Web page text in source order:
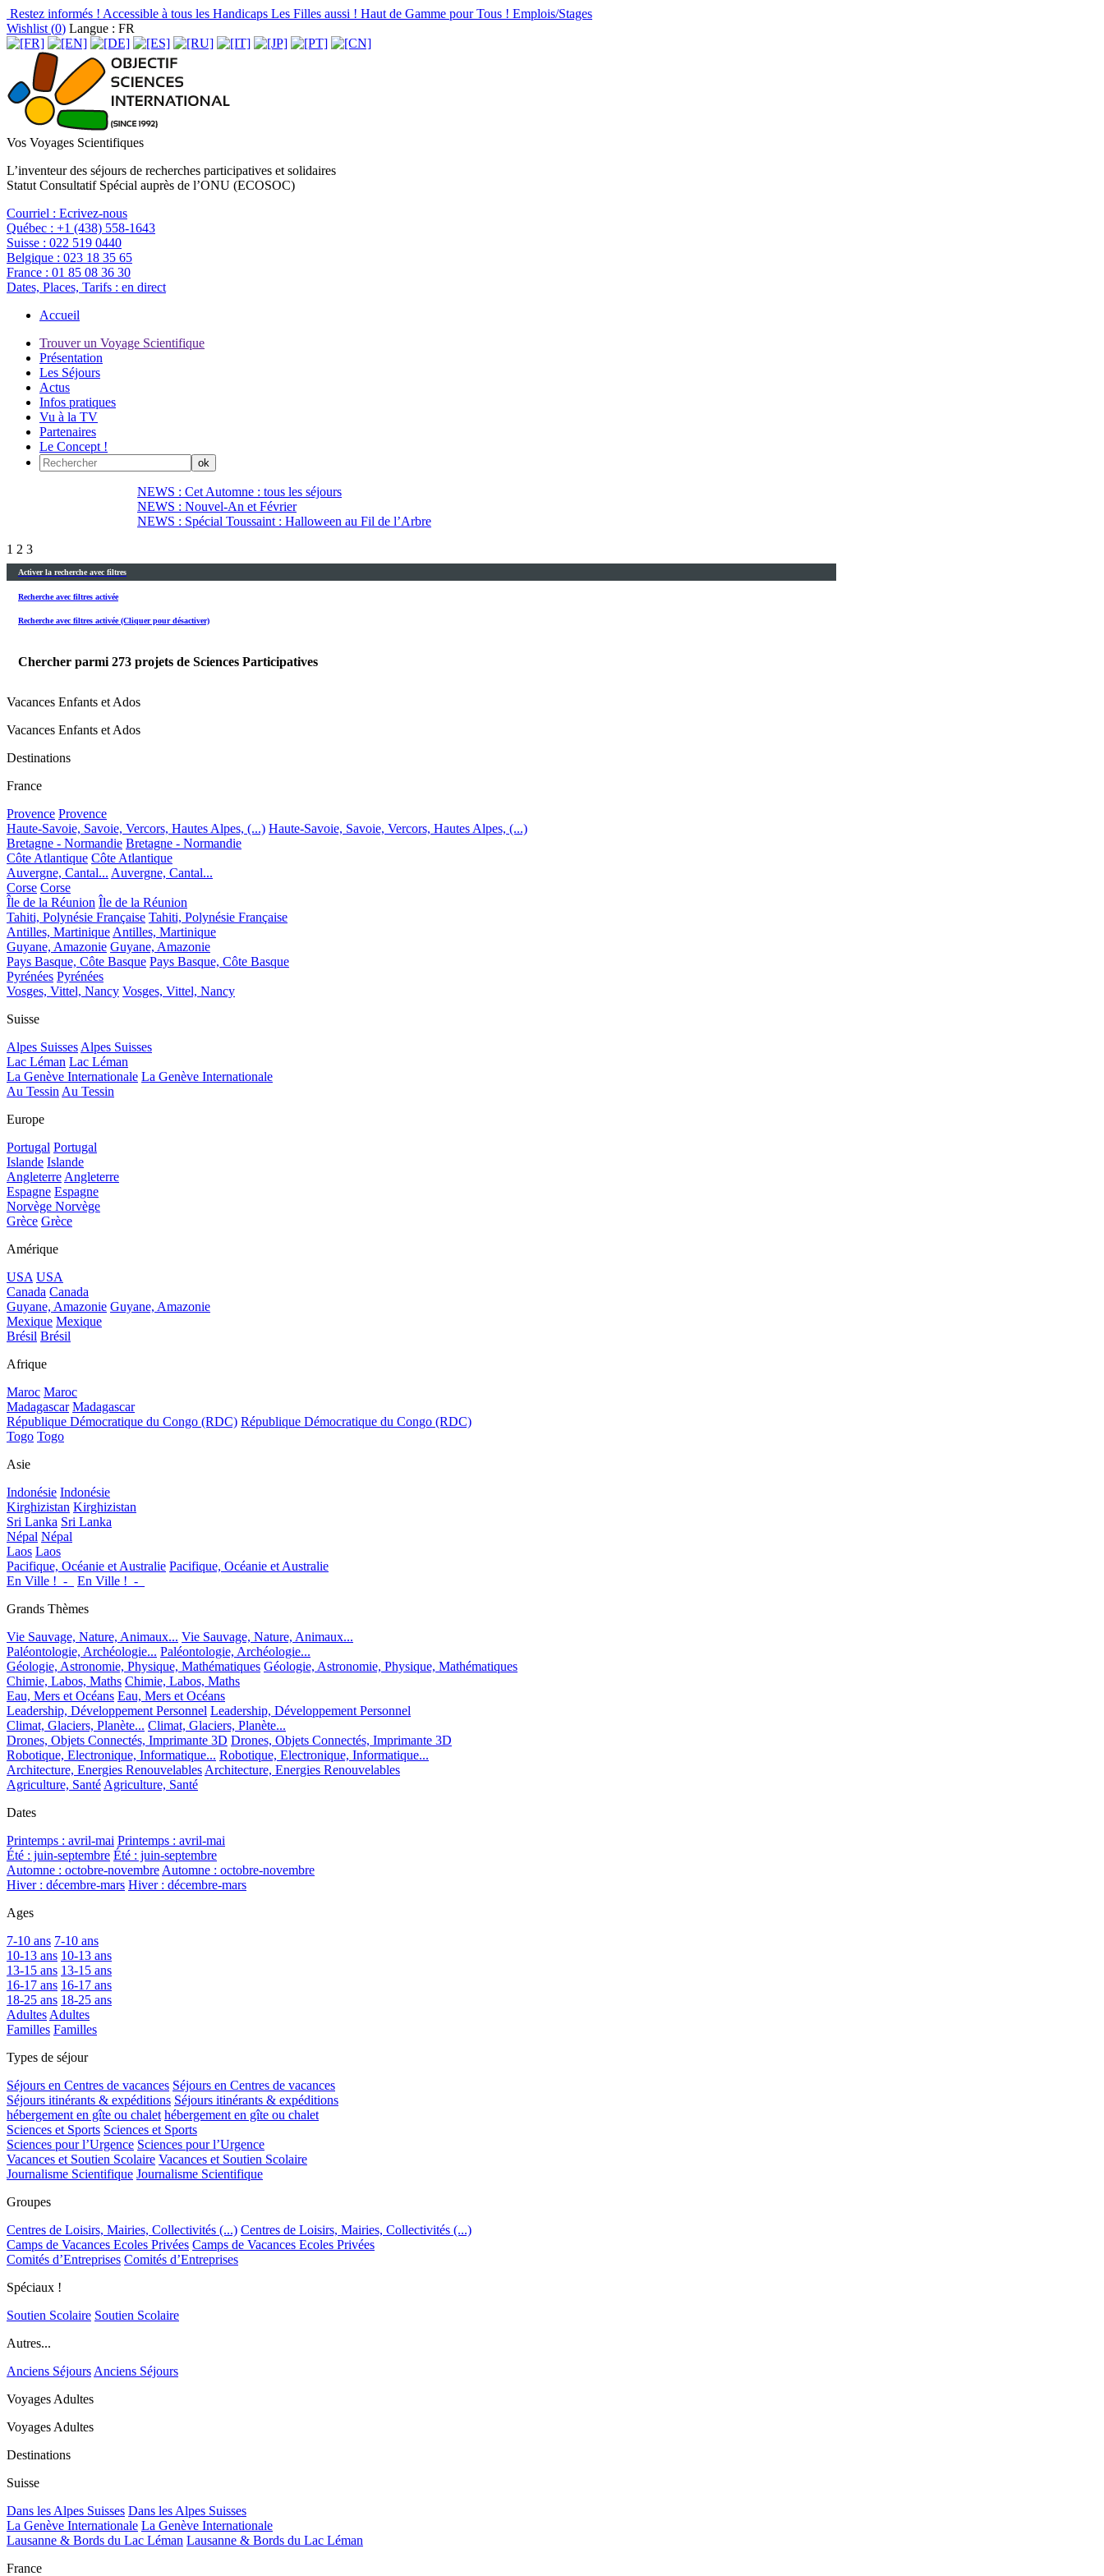
Restez informés ! Accessible à tous les Handicaps Les Filles aussi ! Haut de Gamme pour Tous ! Emplois/Stages
Wishlist (0) Langue : FR
Vos Voyages Scientifiques
L’inventeur des séjours de recherches participatives et solidaires
Statut Consultatif Spécial auprès de l’ONU (ECOSOC)
Courriel : Ecrivez-nous
Québec : +1 (438) 558-1643
Suisse : 022 519 0440
Belgique : 023 18 35 65
France : 01 85 08 36 30
Dates, Places, Tarifs : en direct
Accueil
Trouver un Voyage Scientifique
Présentation
Les Séjours
Actus
Infos pratiques
Vu à la TV
Partenaires
Le Concept !
NEWS : Cet Automne : tous les séjours
NEWS : Nouvel-An et Février
NEWS : Spécial Toussaint : Halloween au Fil de l’Arbre
1 2 3
Activer la recherche avec filtres
Recherche avec filtres activée
Recherche avec filtres activée (Cliquer pour désactiver)
Chercher parmi 273 projets de Sciences Participatives
Vacances Enfants et Ados
Vacances Enfants et Ados
Destinations
France
Provence Provence
Haute-Savoie, Savoie, Vercors, Hautes Alpes, (...) Haute-Savoie, Savoie, Vercors, Hautes Alpes, (...)
Bretagne - Normandie Bretagne - Normandie
Côte Atlantique Côte Atlantique
Auvergne, Cantal... Auvergne, Cantal...
Corse Corse
Île de la Réunion Île de la Réunion
Tahiti, Polynésie Française Tahiti, Polynésie Française
Antilles, MartiniqueAntilles, Martinique
Guyane, Amazonie Guyane, Amazonie
Pays Basque, Côte Basque Pays Basque, Côte Basque
Pyrénées Pyrénées
Vosges, Vittel, Nancy Vosges, Vittel, Nancy
Suisse
Alpes SuissesAlpes Suisses
Lac Léman Lac Léman
La Genève Internationale La Genève Internationale
Au TessinAu Tessin
Europe
Portugal Portugal
Islande Islande
AngleterreAngleterre
Espagne Espagne
Norvège Norvège
Grèce Grèce
Amérique
USA USA
Canada Canada
Guyane, Amazonie Guyane, Amazonie
Mexique Mexique
Brésil Brésil
Afrique
Maroc Maroc
Madagascar Madagascar
République Démocratique du Congo (RDC) République Démocratique du Congo (RDC)
Togo Togo
Asie
Indonésie Indonésie
Kirghizistan Kirghizistan
Sri Lanka Sri Lanka
Népal Népal
Laos Laos
Pacifique, Océanie et Australie Pacifique, Océanie et Australie
En Ville !_-_
En Ville !_-_
Grands Thèmes
Vie Sauvage, Nature, Animaux... Vie Sauvage, Nature, Animaux...
Paléontologie, Archéologie... Paléontologie, Archéologie...
Géologie, Astronomie, Physique, Mathématiques Géologie, Astronomie, Physique, Mathématiques
Chimie, Labos, Maths Chimie, Labos, Maths
Eau, Mers et Océans Eau, Mers et Océans
Leadership, Développement Personnel Leadership, Développement Personnel
Climat, Glaciers, Planète... Climat, Glaciers, Planète...
Drones, Objets Connectés, Imprimante 3D Drones, Objets Connectés, Imprimante 3D
Robotique, Electronique, Informatique... Robotique, Electronique, Informatique...
Architecture, Energies RenouvelablesArchitecture, Energies Renouvelables
Agriculture, SantéAgriculture, Santé
Dates
Printemps : avril-mai Printemps : avril-mai
Été : juin-septembre Été : juin-septembre
Automne : octobre-novembreAutomne : octobre-novembre
Hiver : décembre-mars Hiver : décembre-mars
Ages
7-10 ans 7-10 ans
10-13 ans 10-13 ans
13-15 ans 13-15 ans
16-17 ans 16-17 ans
18-25 ans 18-25 ans
AdultesAdultes
Familles Familles
Types de séjour
Séjours en Centres de vacances Séjours en Centres de vacances
Séjours itinérants & expéditions Séjours itinérants & expéditions
hébergement en gîte ou chalet hébergement en gîte ou chalet
Sciences et Sports Sciences et Sports
Sciences pour l’Urgence Sciences pour l’Urgence
Vacances et Soutien Scolaire Vacances et Soutien Scolaire
Journalisme Scientifique Journalisme Scientifique
Groupes
Centres de Loisirs, Mairies, Collectivités (...) Centres de Loisirs, Mairies, Collectivités (...)
Camps de Vacances Ecoles Privées Camps de Vacances Ecoles Privées
Comités d’Entreprises Comités d’Entreprises
Spéciaux !
Soutien Scolaire Soutien Scolaire
Autres...
Anciens SéjoursAnciens Séjours
Voyages Adultes
Voyages Adultes
Destinations
Suisse
Dans les Alpes Suisses Dans les Alpes Suisses
La Genève Internationale La Genève Internationale
Lausanne & Bords du Lac Léman Lausanne & Bords du Lac Léman
France